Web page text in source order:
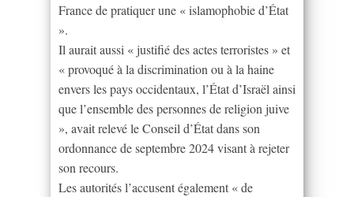
France de pratiquer une « islamophobie d’État
».
Il aurait aussi « justifié des actes terroristes » et
« provoqué à la discrimination ou à la haine
envers les pays occidentaux, l’État d’Israël ainsi
que l’ensemble des personnes de religion juive
», avait relevé le Conseil d’État dans son
ordonnance de septembre 2024 visant à rejeter
son recours.
Les autorités l’accusent également « de